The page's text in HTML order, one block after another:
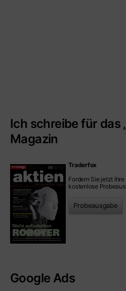
Ich schreibe für das
Magazin
Traderfox
Fordern Sie jetzt Ihre
kostenlose
Probeausgabe
Google Ads